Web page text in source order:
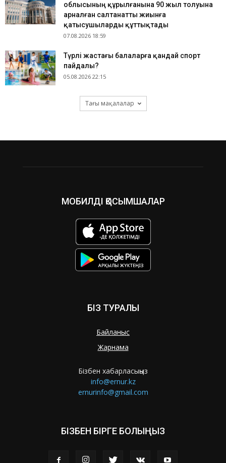
облысының құрылғанына 90 жыл толуына
арналған салтанатты жиынға
қатысушыларды құттықтады
07.08.2026 18:59
​Түрлі жастағы балаларға қандай спорт
пайдалы?
05.08.2026 22:15
Тағы мақалалар
МОБИЛДІ ҚОСЫМШАЛАР
БІЗ ТУРАЛЫ
Байланыс
Жарнама
Бізбен хабарласыңыз
info@ernur.kz
ernurinfo@gmail.com
БІЗБЕН БІРГЕ БОЛЫҢЫЗ